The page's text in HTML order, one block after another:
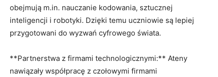
obejmują m.in. nauczanie kodowania, sztucznej
inteligencji i robotyki. Dzięki temu uczniowie są lepiej
przygotowani do wyzwań cyfrowego świata.
**Partnerstwa z firmami technologicznymi:** Ateny
nawiązały współpracę z czołowymi firmami